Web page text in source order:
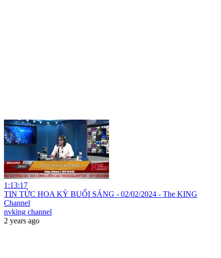
1:13:17
TIN TỨC HOA KỲ BUỔI SÁNG - 02/02/2024 - The KING
Channel
nvking channel
2 years ago